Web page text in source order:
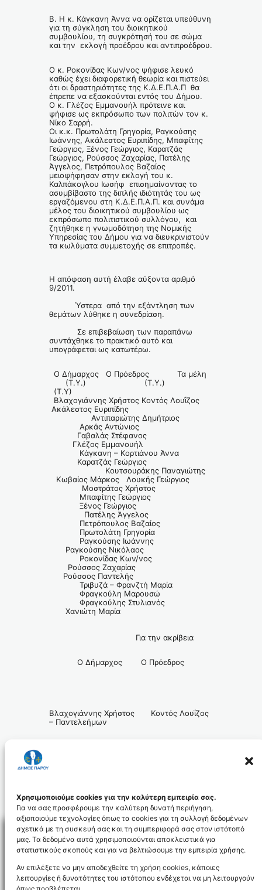
Χρησιμοποιούμε cookies για την καλύτερη εμπειρία σας.
Για να σας προσφέρουμε την καλύτερη δυνατή περιήγηση,
αξιοποιούμε τεχνολογίες όπως τα cookies για τη συλλογή δεδομένων
σχετικά με τη συσκευή σας και τη συμπεριφορά σας στον ιστότοπό
μας. Τα δεδομένα αυτά χρησιμοποιούνται αποκλειστικά για
στατιστικούς σκοπούς και για να βελτιώσουμε την εμπειρία χρήσης.
Αν επιλέξετε να μην αποδεχθείτε τη χρήση cookies, κάποιες
λειτουργίες ή δυνατότητες του ιστότοπου ενδέχεται να μη λειτουργούν
Β. Η κ. Κάγκανη Άννα να ορίζεται υπεύθυνη
για τη σύγκληση του διοικητικού
συμβουλίου, τη συγκρότησή του σε σώμα
και την εκλογή προέδρου και αντιπροέδρου.
Ο κ. Ροκονίδας Κων/νος ψήφισε λευκό
καθώς έχει διαφορετική θεωρία και πιστεύει
ότι οι δραστηριότητες της Κ.Δ.Ε.Π.Α.Π θα
έπρεπε να εξασκούνται εντός του Δήμου.
Ο κ. Γλέζος Εμμανουήλ πρότεινε και
ψήφισε ως εκπρόσωπο των πολιτών τον κ.
Νίκο Σαρρή.
Οι κ.κ. Πρωτολάτη Γρηγορία, Ραγκούσης
Ιωάννης, Ακάλεστος Ευριπίδης, Μπαφίτης
Γεώργιος, Ξένος Γεώργιος, Καρατζάς
Γεώργιος, Ρούσσος Ζαχαρίας, Πατέλης
Άγγελος, Πετρόπουλος Βαζαίος
μειοψήφησαν στην εκλογή του κ.
Καλπάκογλου Ιωσήφ επισημαίνοντας το
ασυμβίβαστο της διπλής ιδιότητάς του ως
εργαζόμενου στη Κ.Δ.Ε.Π.Α.Π. και συνάμα
μέλος του διοικητικού συμβουλίου ως
εκπρόσωπο πολιτιστικού συλλόγου, και
ζητήθηκε η γνωμοδότηση της Νομικής
Υπηρεσίας του Δήμου για να διευκρινιστούν
τα κωλύματα συμμετοχής σε επιτροπές.
Η απόφαση αυτή έλαβε αύξοντα αριθμό
9/2011.
Ύστερα από την εξάντληση των
θεμάτων λύθηκε η συνεδρίαση.
Σε επιβεβαίωση των παραπάνω
συντάχθηκε το πρακτικό αυτό και
υπογράφεται ως κατωτέρω.
Ο Δήμαρχος Ο Πρόεδρος Τα μέλη
(Τ.Υ.) (Τ.Υ.)
(Τ.Υ)
Βλαχογιάννης Χρήστος Κοντός Λουΐζος
Ακάλεστος Ευριπίδης
Αντιπαριώτης Δημήτριος
Αρκάς Αντώνιος
Γαβαλάς Στέφανος
Γλέζος Εμμανουήλ
Κάγκανη – Κορτιάνου Άννα
Καρατζάς Γεώργιος
Κουτσουράκης Παναγιώτης
Κωβαίος Μάρκος Λουκής Γεώργιος
Μοστράτος Χρήστος
Μπαφίτης Γεώργιος
Ξένος Γεώργιος
Πατέλης Άγγελος
Πετρόπουλος Βαζαίος
Πρωτολάτη Γρηγορία
Ραγκούσης Ιωάννης
Ραγκούσης Νικόλαος
Ροκονίδας Κων/νος
Ρούσσος Ζαχαρίας
Ρούσσος Παντελής
Τριβυζά – Φρανζτή Μαρία
Φραγκούλη Μαρουσώ
Φραγκούλης Στυλιανός
Χανιώτη Μαρία
Για την ακρίβεια
Ο Δήμαρχος Ο Πρόεδρος
Βλαχογιάννης Χρήστος Κοντός Λουΐζος
– Παντελεήμων